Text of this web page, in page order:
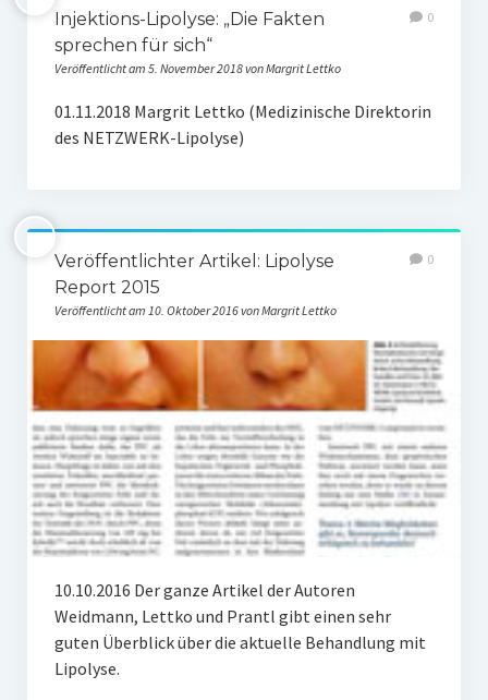
Lippenmodellierung
Bruxismus – Zähneknirschen
Gesichtsformung
Verjüngung der Hände
Weitere Therapien
Hautpflege
Weitere Produkte
Blog
Injektions-Lipolyse: „Die Fakten
sprechen für sich“
Veröffentlicht am 5. November 2018 von Margrit Lettko
0
01.11.2018 Margrit Lettko (Medizinische Direktorin
des NETZWERK-Lipolyse)
Veröffentlichter Artikel: Lipolyse
Report 2015
Veröffentlicht am 10. Oktober 2016 von Margrit Lettko
0
10.10.2016 Der ganze Artikel der Autoren
Weidmann, Lettko und Prantl gibt einen sehr
guten Überblick über die aktuelle Behandlung mit
Lipolyse.